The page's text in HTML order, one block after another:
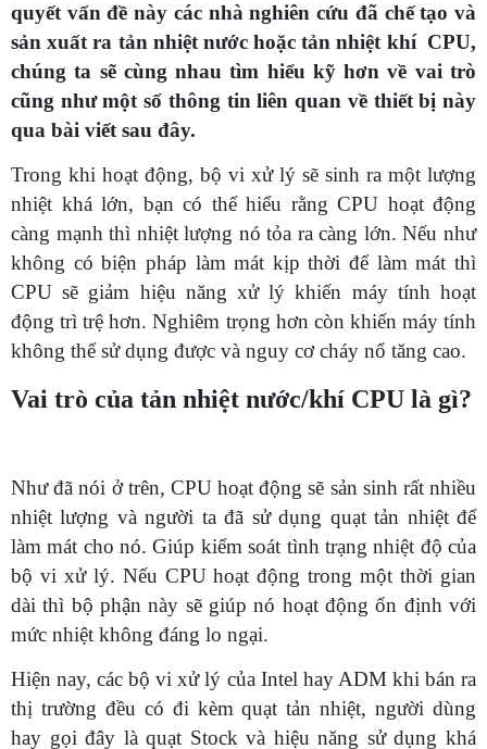
quyết vấn đề này các nhà nghiên cứu đã chế tạo và
sản xuất ra tản nhiệt nước hoặc tản nhiệt khí CPU,
chúng ta sẽ cùng nhau tìm hiểu kỹ hơn về vai trò
cũng như một số thông tin liên quan về thiết bị này
qua bài viết sau đây.
Trong khi hoạt động, bộ vi xử lý sẽ sinh ra một lượng
nhiệt khá lớn, bạn có thể hiểu rằng CPU hoạt động
càng mạnh thì nhiệt lượng nó tỏa ra càng lớn. Nếu như
không có biện pháp làm mát kịp thời để làm mát thì
CPU sẽ giảm hiệu năng xử lý khiến máy tính hoạt
động trì trệ hơn. Nghiêm trọng hơn còn khiến máy tính
không thể sử dụng được và nguy cơ cháy nổ tăng cao.
Vai trò của tản nhiệt nước/khí CPU là gì?
Như đã nói ở trên, CPU hoạt động sẽ sản sinh rất nhiều
nhiệt lượng và người ta đã sử dụng quạt tản nhiệt để
làm mát cho nó. Giúp kiểm soát tình trạng nhiệt độ của
bộ vi xử lý. Nếu CPU hoạt động trong một thời gian
dài thì bộ phận này sẽ giúp nó hoạt động ổn định với
mức nhiệt không đáng lo ngại.
Hiện nay, các bộ vi xử lý của Intel hay ADM khi bán ra
thị trường đều có đi kèm quạt tản nhiệt, người dùng
hay gọi đây là quạt Stock và hiệu năng sử dụng khá